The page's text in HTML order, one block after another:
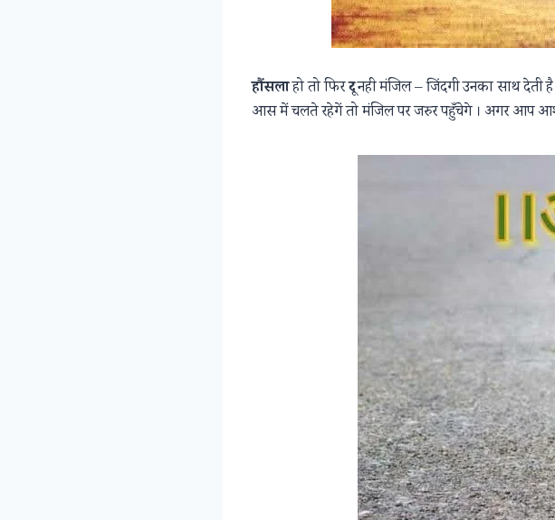
हौंसलाहो तो फिर दूर नही मंजिल – जिंदगी उनका साथ
आस में चलते रहेगें तो मंजिल पर जरुर पहुँचेगे । अगर आप